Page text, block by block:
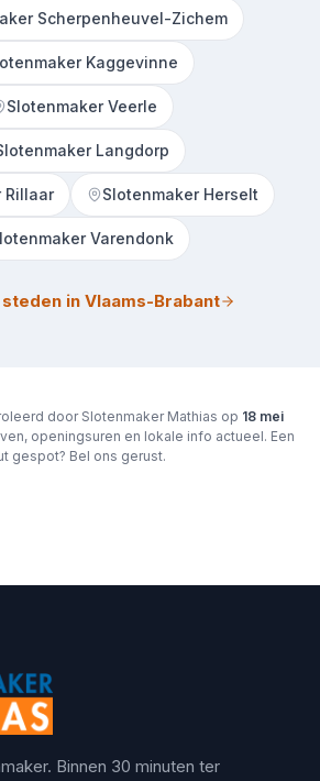
Scherpenheuvel-Zichem
Kaggevinne
Slotenmaker Veerle
Langdorp
Rillaar Slotenmaker Herselt
Varendonk
in Vlaams-Brabant
door Slotenmaker Mathias op 18 mei
openingsuren en lokale info actueel. Een
gespot? Bel ons gerust.
Binnen 30 minuten ter